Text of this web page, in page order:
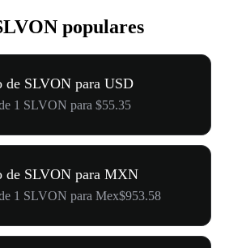
populares
de SLVON para USD
1 SLVON para $55.35
de SLVON para MXN
1 SLVON para Mex$953.58